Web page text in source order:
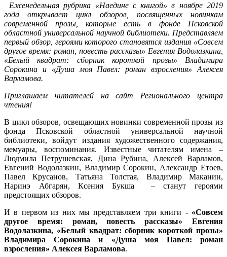
Еженедельная рубрика «Наедине с книгой» в ноябре 2019
года открывает цикл обзоров, посвященных новинкам
современной прозы, которые есть в фонде Псковской
областной универсальной научной библиотеки. Представляем
первый обзор, героями которого становятся издания «Совсем
другое время: роман, повесть рассказы» Евгения Водолазкина,
«Белый квадрат: сборник короткой прозы» Владимира
Сорокина и «Душа моя Павел: роман взросления» Алексея
Варламова.
Приглашаем читателей на сайт Регионального центра
чтения!
В цикл обзоров, освещающих новинки современной прозы из
фонда Псковской областной универсальной научной
библиотеки, войдут издания художественного содержания,
мемуары, воспоминания. Известные читателям имена –
Людмила Петрушевская, Дина Рубина, Алексей Варламов,
Евгений Водолазкин, Владимир Сорокин, Александр Етоев,
Павел Крусанов, Татьяна Толстая, Владимир Маканин,
Наринэ Абгарян, Ксения Букша – станут героями
предстоящих обзоров.
И в первом из них мы представляем три книги - «Совсем
другое время: роман, повесть рассказы» Евгения
Водолазкина, «Белый квадрат: сборник короткой прозы»
Владимира Сорокина и «Душа моя Павел: роман
взросления» Алексея Варламова.